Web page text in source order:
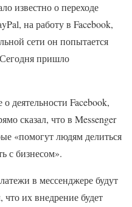
известно о переходе
на работу в Facebook,
сети он попытается
пришло
деятельности Facebook,
сказал, что в Messenger
«помогут людям делиться
с бизнесом».
в мессенджере будут
их внедрение будет